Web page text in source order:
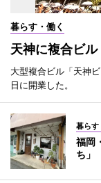
暮らす・働く
天神に複合ビ
大型複合ビル「天神
日に開業した。
暮らす
福岡
ち」